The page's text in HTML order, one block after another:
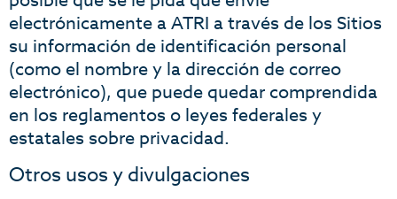
electrónicamente a ATRI a través de los Sitios
su información de identificación personal
(como el nombre y la dirección de correo
electrónico), que puede quedar comprendida
en los reglamentos o leyes federales y
estatales sobre privacidad.
Otros usos y divulgaciones